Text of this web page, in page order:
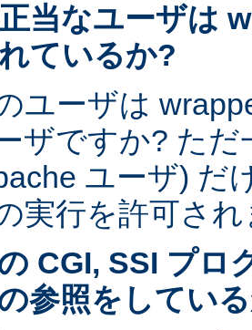
当なユーザは
ているか?
ユーザは
ザですか? ただ
ユーザ) だ
実行を許可さ
CGI, SSI プロ
参照をしてい